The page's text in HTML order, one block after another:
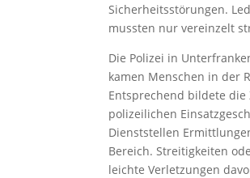
Sicherheitsstörungen.
mussten nur vereinzelt
Die Polizei in
kamen Menschen in der
Entsprechend bildete
polizeilichen
Dienststellen
Bereich. Streitigkeiten
leichte Verletzungen